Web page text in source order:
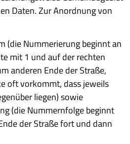
Daten. Zur Anordnung von
(die Nummerierung beginnt an
mit 1 und auf der rechten
anderen Ende der Straße,
oft vorkommt, dass jeweils
liegen) sowie
(die Nummernfolge beginnt
der Straße fort und dann